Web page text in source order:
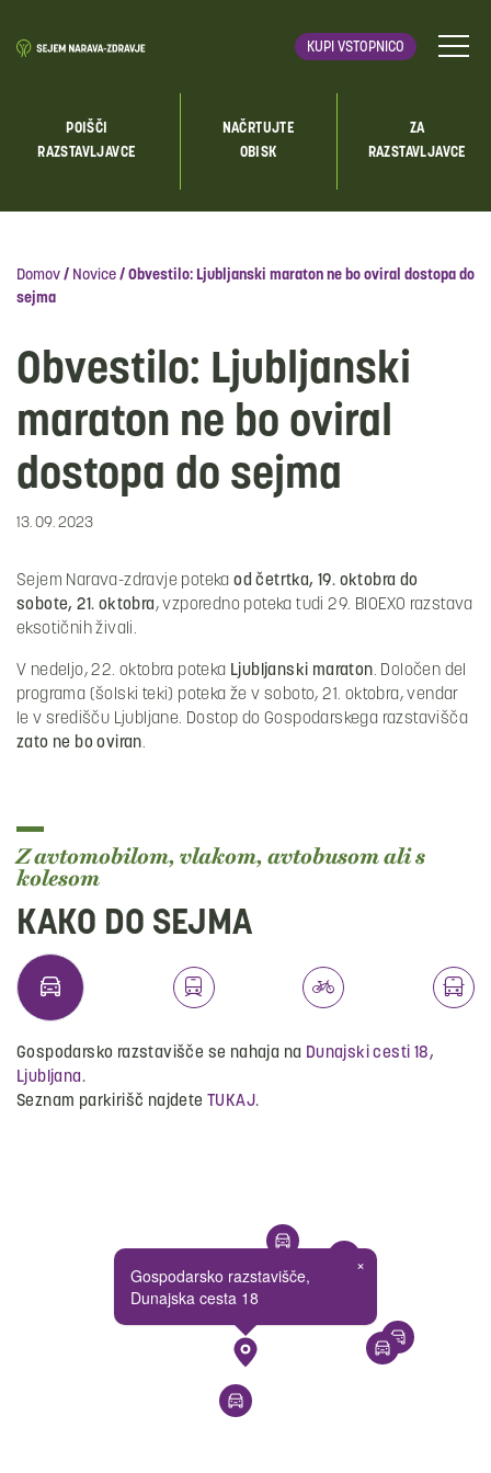
KUPI VSTOPNICO
POIŠČI
RAZSTAVLJAVCE
NAČRTUJTE
OBISK
ZA
RAZSTAVLJAVCE
Domov / Novice / Obvestilo: Ljubljanski maraton ne bo oviral dostopa do
sejma
Obvestilo: Ljubljanski
maraton ne bo oviral
dostopa do sejma
13. 09. 2023
Sejem Narava-zdravje potekaod četrtka, 19. oktobra do
sobote, 21. oktobra, vzporedno poteka tudi 29. BIOEXO razstava
eksotičnih živali.
V nedeljo, 22. oktobra poteka Ljubljanski maraton. Določen del
programa (šolski teki) poteka že v soboto, 21. oktobra, vendar
le v središču Ljubljane. Dostop do Gospodarskega razstavišča
zato ne bo oviran.
Gospodarsko razstavišče,
Dunajska cesta 18
×
Z avtomobilom, vlakom, avtobusom ali s
kolesom
KAKO DO SEJMA
Gospodarsko razstavišče se nahaja na Dunajski cesti 18,
Ljubljana.
Seznam parkirišč najdete TUKAJ.